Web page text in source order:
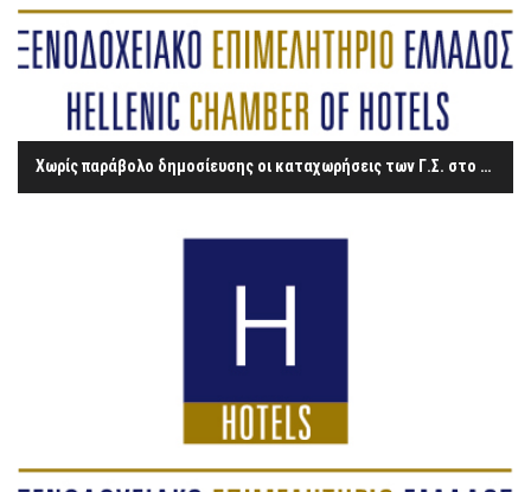
Χωρίς παράβολο δημοσίευσης οι καταχωρήσεις των Γ.Σ. στο ΓΕΜΗ από την 21η Ιουλίου